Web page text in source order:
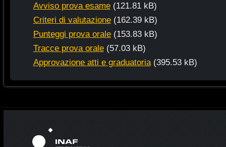
Avviso prova esame (121.81 kB)
Criteri di valutazione (162.39 kB)
Punteggi prova orale (153.83 kB)
Tracce prova orale (57.03 kB)
Approvazione atti e graduatoria (395.53 kB)